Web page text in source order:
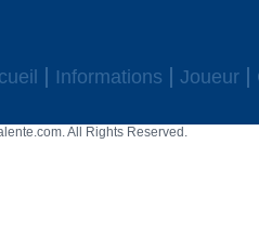
Informations Joueur
All Rights Reserved.